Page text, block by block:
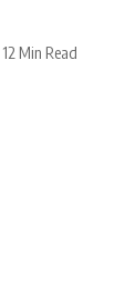
12 Min Read